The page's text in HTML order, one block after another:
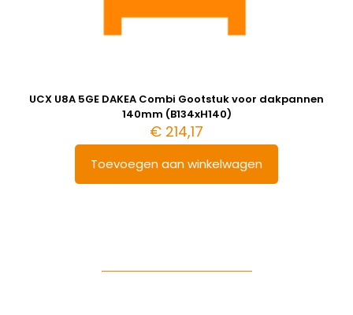
UCX U8A 5GE DAKEA Combi Gootstuk voor dakpannen
140mm (B134xH140)
€ 214,17
Toevoegen aan winkelwagen